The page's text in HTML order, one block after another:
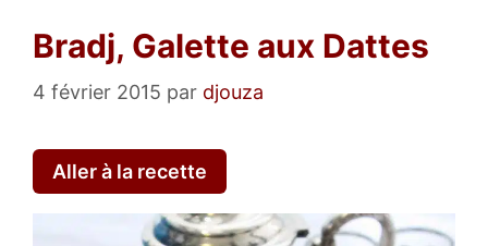
Bradj, Galette aux Dattes
4 février 2015 par djouza
Aller à la recette